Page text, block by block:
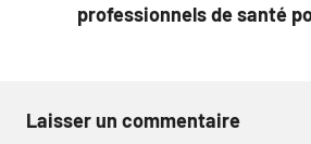
professionnels de santé
Laisser un commentaire